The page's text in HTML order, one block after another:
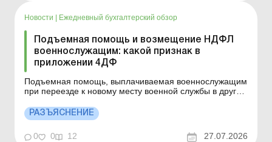
реконструкция и во...
Новости Ежедневный бухгалтерский обзор
Подъемная помощь и возмещение НДФЛ
военнослужащим: какой признак в
приложении 4ДФ
Подъемная помощь, выплачиваемая военнослужащим
при переезде к новому месту военной службы в другой
Расчету по признаку дохода «185». При этом выплаты
ежемесячной денежной компенсации сумм НДФЛ,
удерживаемых из таких выплат, не отражаются в ...
РАЗЪЯСНЕНИЕ
0 0 12 27.07.2026